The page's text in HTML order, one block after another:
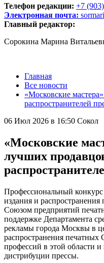
Телефон редакции: +7
Электронная почта:
Главный редактор:
Сорокина Марина
Главная
Все новости
«Московские
распространителей
06 Июл 2026 в 16:50 Сокол
«Московские
лучших
Профессиональный
издания и
Союзом предприятий
поддержке Департамента
рекламы города Москвы в
распространения
профессий в этой области
дистрибуции прессы.